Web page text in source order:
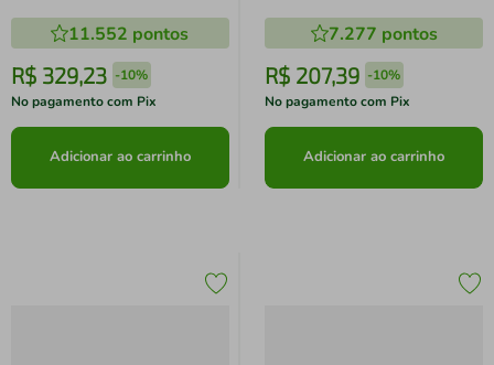
11.552 pontos
R$ 329,23 -10%
No pagamento com Pix
Adicionar ao carrinho
7.277 pontos
R$ 207,39 -10%
No pagamento com Pix
Adicionar ao carrinho